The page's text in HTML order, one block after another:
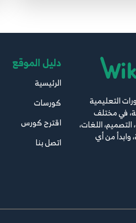
التعليمية
في مختلف
اللغات،
وابدأ من أي
دليل الموقع
الرئيسية
كورسات
اقترح كورس
اتصل بنا